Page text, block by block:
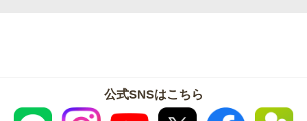
公式SNSはこちら